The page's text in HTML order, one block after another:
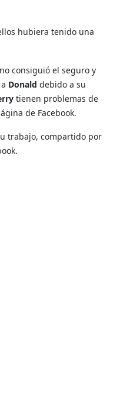
hubiera tenido una
no consiguió el seguro y
Donald debido a su
tienen problemas de
de Facebook.
trabajo, compartido por